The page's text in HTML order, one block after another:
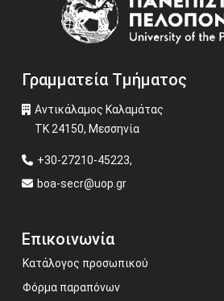
Γραμματεία Τμήματος
Αντικάλαμος Καλαμάτας
ΤΚ 24150, Μεσσηνία
+30-27210-45223,
boa-secr@uop.gr
Επικοινωνία
Κατάλογος προσωπικού
Φόρμα παραπόνων